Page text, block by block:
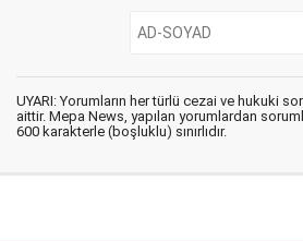
UYARI: Yorumların her türlü cezai ve hukuki
aittir. Mepa News, yapılan yorumlardan
600 karakterle (boşluklu) sınırlıdır.